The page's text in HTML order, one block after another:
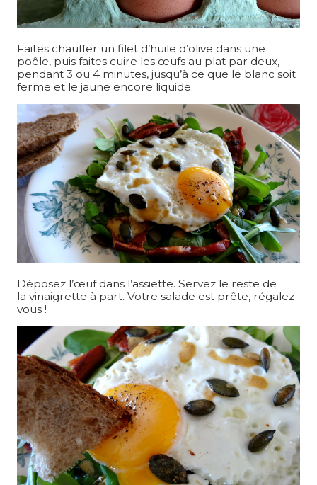
Faites chauffer un filet d’huile d’olive dans une
poêle, puis faites cuire les œufs au plat par deux,
pendant 3 ou 4 minutes, jusqu’à ce que le blanc soit
ferme et le jaune encore liquide.
Déposez l’œuf dans l’assiette. Servez le reste de
la vinaigrette à part. Votre salade est prête, régalez
vous !